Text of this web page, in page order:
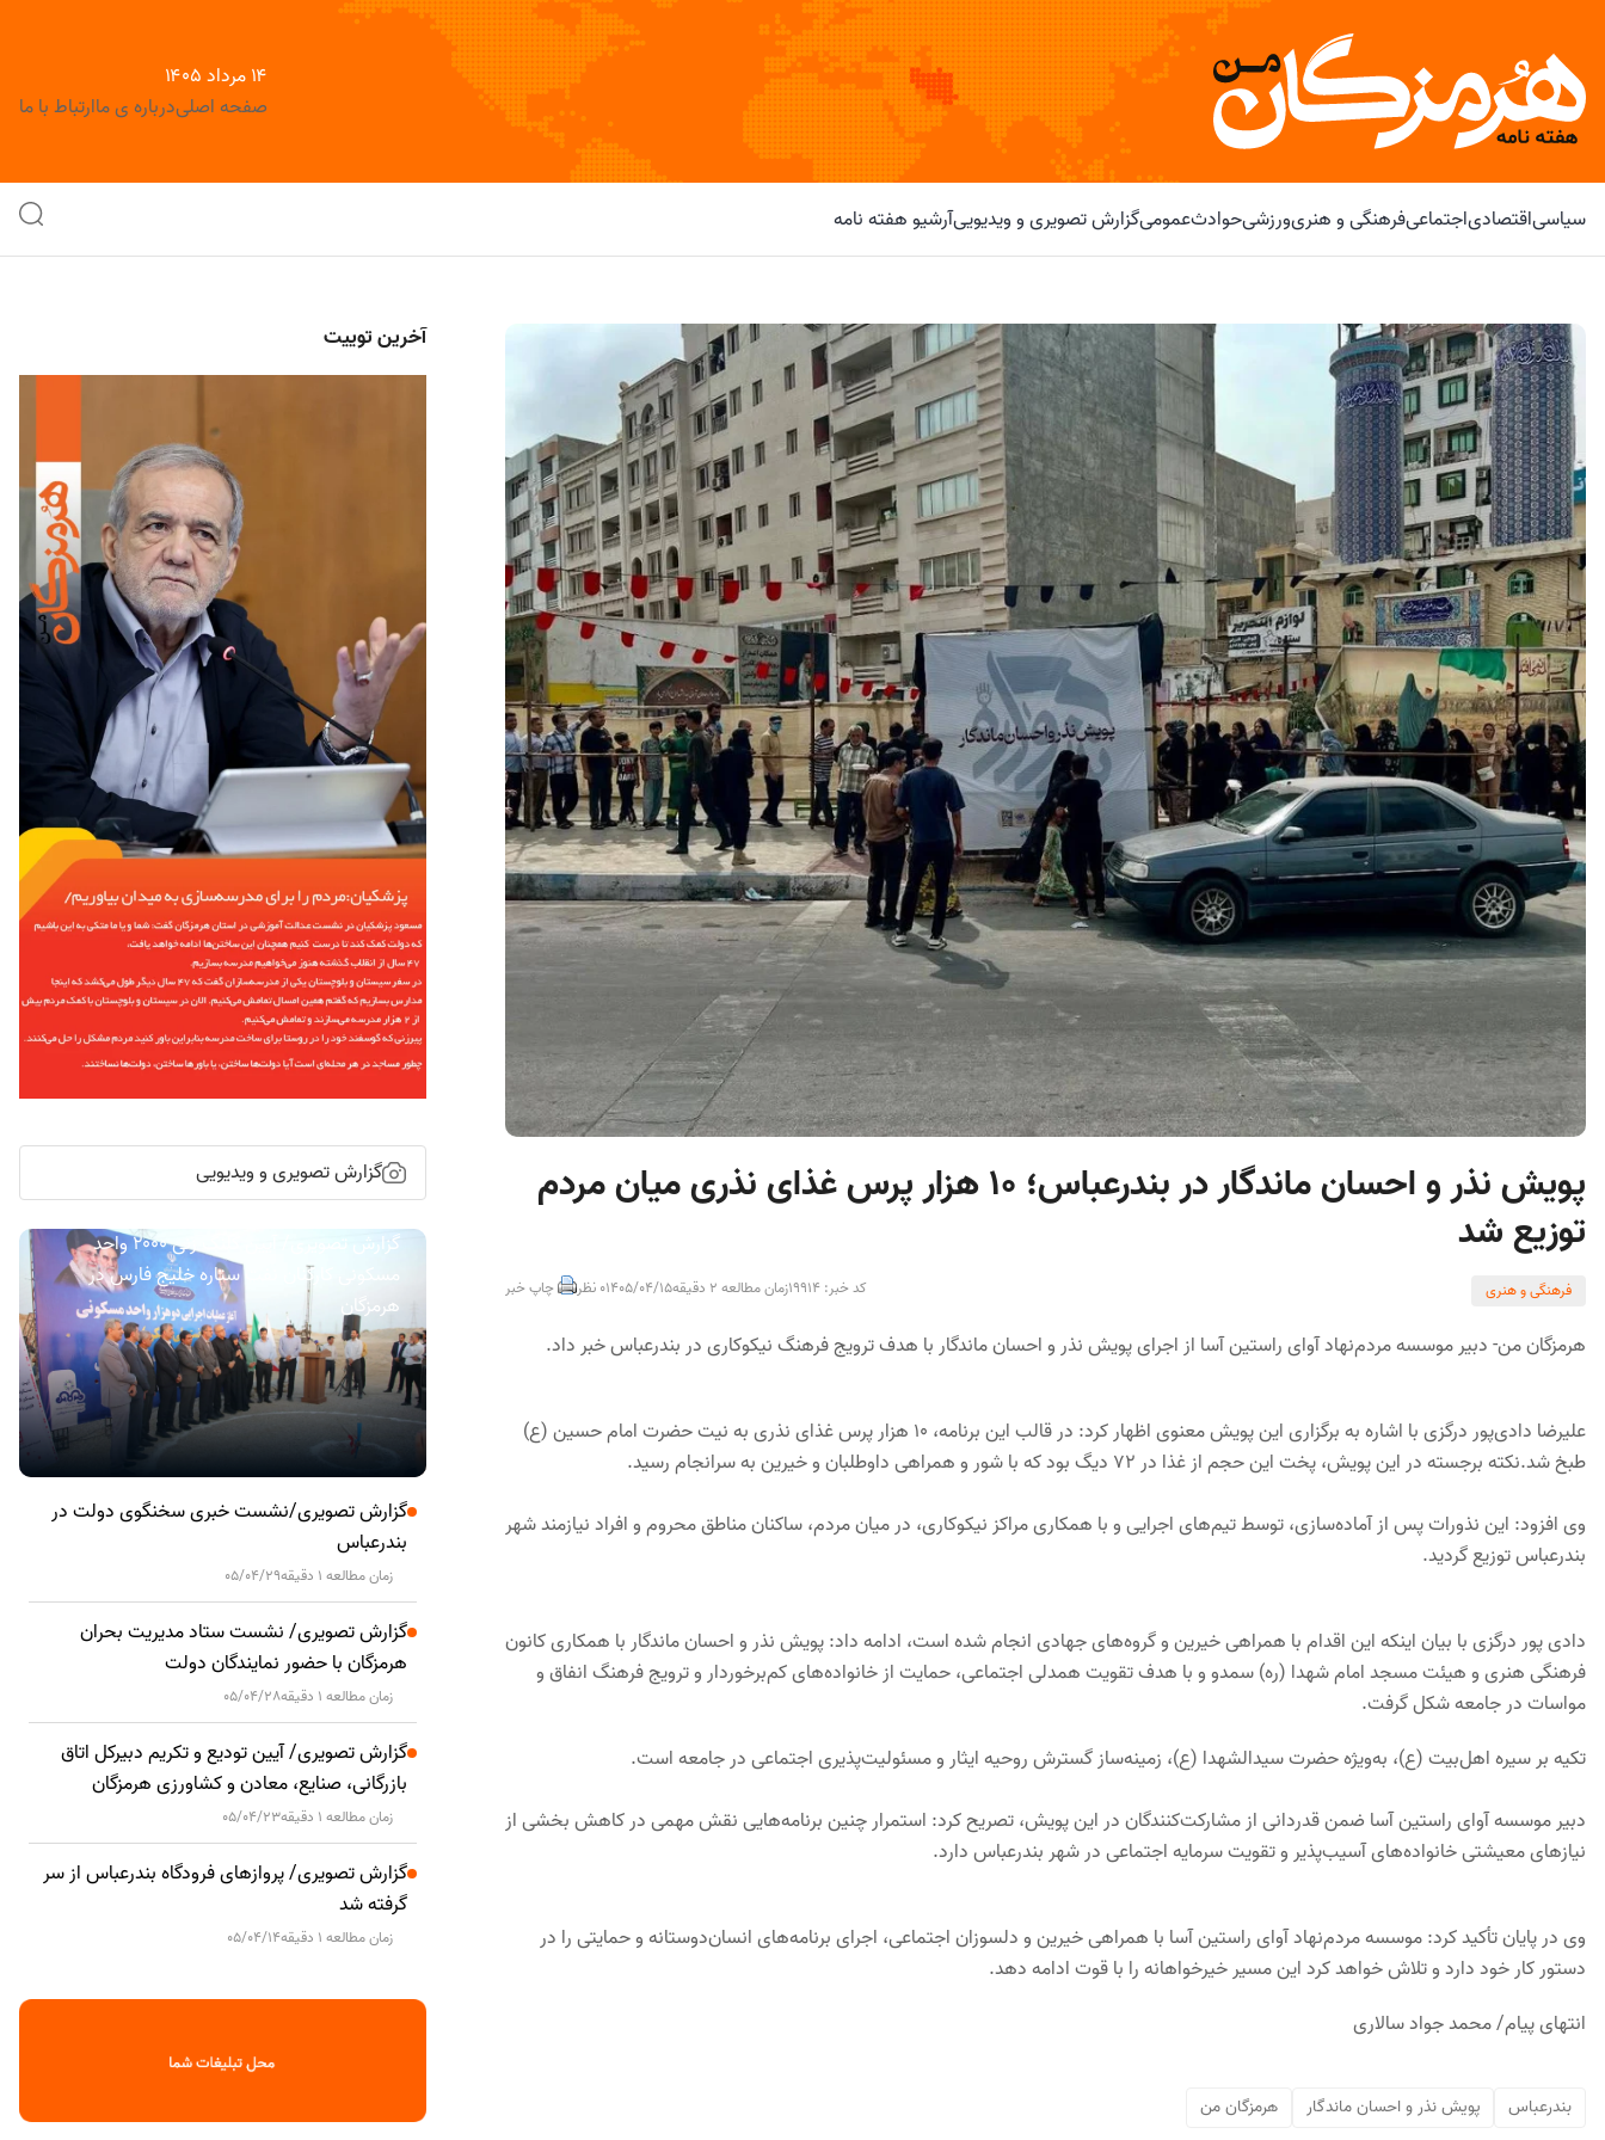
۱۴ مرداد ۱۴۰۵
صفحه اصلیدرباره ی ماارتباط با ما
سیاسیاقتصادیاجتماعیفرهنگی و هنریورزشیحوادثعمومیگزارش تصویری و ویدیوییآرشیو هفته نامه
پویش نذر و احسان ماندگار در بندرعباس؛ ۱۰ هزار پرس غذای نذری میان مردم
توزیع شد
فرهنگی و هنری کد خبر: 19914 زمان مطالعه 2 دقیقه 1405/04/150 نظر چاپ خبر
هرمزگان من- دبیر موسسه مردم‌نهاد آوای راستین آسا از اجرای پویش نذر و احسان ماندگار با هدف ترویج فرهنگ نیکوکاری در بندرعباس خبر داد.
علیرضا دادی‌پور درگزی با اشاره به برگزاری این پویش معنوی اظهار کرد: در قالب این برنامه، ۱۰ هزار پرس غذای نذری به نیت حضرت امام حسین (ع)
طبخ شد.نکته برجسته در این پویش، پخت این حجم از غذا در ۷۲ دیگ بود که با شور و همراهی داوطلبان و خیرین به سرانجام رسید.
وی افزود: این نذورات پس از آماده‌سازی، توسط تیم‌های اجرایی و با همکاری مراکز نیکوکاری، در میان مردم، ساکنان مناطق محروم و افراد نیازمند شهر
بندرعباس توزیع گردید.
دادی‌ پور درگزی با بیان اینکه این اقدام با همراهی خیرین و گروه‌های جهادی انجام شده است، ادامه داد: پویش نذر و احسان ماندگار با همکاری کانون
فرهنگی هنری و هیئت مسجد امام شهدا (ره) سمدو و با هدف تقویت همدلی اجتماعی، حمایت از خانواده‌های کم‌برخوردار و ترویج فرهنگ انفاق و
مواسات در جامعه شکل گرفت.
تکیه بر سیره اهل‌بیت (ع)، به‌ویژه حضرت سیدالشهدا (ع)، زمینه‌ساز گسترش روحیه ایثار و مسئولیت‌پذیری اجتماعی در جامعه است.
دبیر موسسه آوای راستین آسا ضمن قدردانی از مشارکت‌کنندگان در این پویش، تصریح کرد: استمرار چنین برنامه‌هایی نقش مهمی در کاهش بخشی از
نیازهای معیشتی خانواده‌های آسیب‌پذیر و تقویت سرمایه اجتماعی در شهر بندرعباس دارد.
وی در پایان تأکید کرد: موسسه مردم‌نهاد آوای راستین آسا با همراهی خیرین و دلسوزان اجتماعی، اجرای برنامه‌های انسان‌دوستانه و حمایتی را در
دستور کار خود دارد و تلاش خواهد کرد این مسیر خیرخواهانه را با قوت ادامه دهد.
انتهای پیام/ محمد جواد سالاری
بندرعباس پویش نذر و احسان ماندگار هرمزگان من
آخرین توییت
گزارش تصویری و ویدیویی
گزارش تصویری/ آیین کلنگ زنی ۲۰۰۰ واحد
مسکونی کارکنان نفت ستاره خلیج فارس در
هرمزگان
گزارش تصویری/نشست خبری سخنگوی دولت در
بندرعباس
زمان مطالعه 1 دقیقه 05/04/29
گزارش تصویری/ نشست ستاد مدیریت بحران
هرمزگان با حضور نمایندگان دولت
زمان مطالعه 1 دقیقه 05/04/28
گزارش تصویری/ آیین تودیع و تکریم دبیرکل اتاق
بازرگانی، صنایع، معادن و کشاورزی هرمزگان
زمان مطالعه 1 دقیقه 05/04/23
گزارش تصویری/ پروازهای فرودگاه بندرعباس از سر
گرفته شد
زمان مطالعه 1 دقیقه 05/04/14